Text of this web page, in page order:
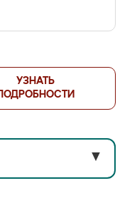
УЗНАТЬ
ПОДРОБНОСТИ
▼